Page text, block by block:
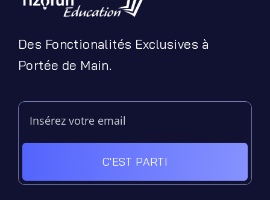
Des Fonctionalités Exclusives à
Portée de Main.
C'EST PARTI